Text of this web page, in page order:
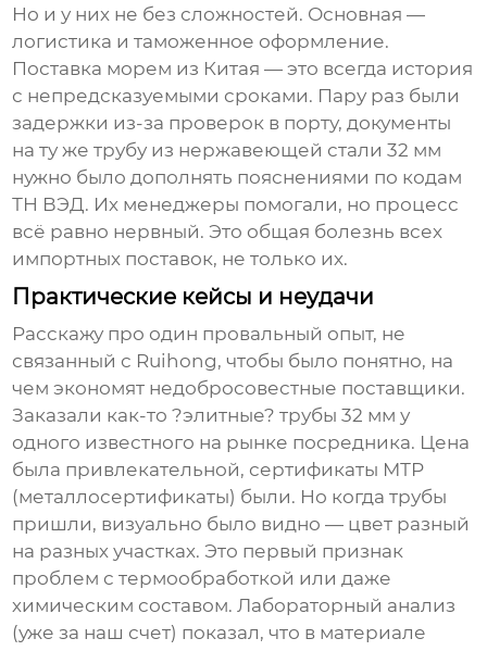
Но и у них не без сложностей. Основная —
логистика и таможенное оформление.
Поставка морем из Китая — это всегда история
с непредсказуемыми сроками. Пару раз были
задержки из-за проверок в порту, документы
на ту жетрубу из нержавеющей стали 32 мм
нужно было дополнять пояснениями по кодам
ТН ВЭД. Их менеджеры помогали, но процесс
всё равно нервный. Это общая болезнь всех
импортных поставок, не только их.
Практические кейсы и неудачи
Расскажу про один провальный опыт, не
связанный с Ruihong, чтобы было понятно, на
чем экономят недобросовестные поставщики.
Заказали как-то ?элитные? трубы 32 мм у
одного известного на рынке посредника. Цена
была привлекательной, сертификаты МТР
(металлосертификаты) были. Но когда трубы
пришли, визуально было видно — цвет разный
на разных участках. Это первый признак
проблем с термообработкой или даже
химическим составом. Лабораторный анализ
(уже за наш счет) показал, что в материале